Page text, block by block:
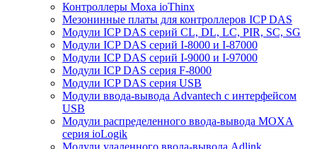
Контроллеры Moxa ioThinx
Мезонинные платы для контроллеров ICP DAS
Модули ICP DAS серий CL, DL, LC, PIR, SC, SG
Модули ICP DAS серий I-8000 и I-87000
Модули ICP DAS серий I-9000 и I-97000
Модули ICP DAS серия F-8000
Модули ICP DAS серия USB
Модули ввода-вывода Advantech с интерфейсом
USB
Модули распределенного ввода-вывода MOXA
серия ioLogik
Модули удаленного ввода-вывода Adlink